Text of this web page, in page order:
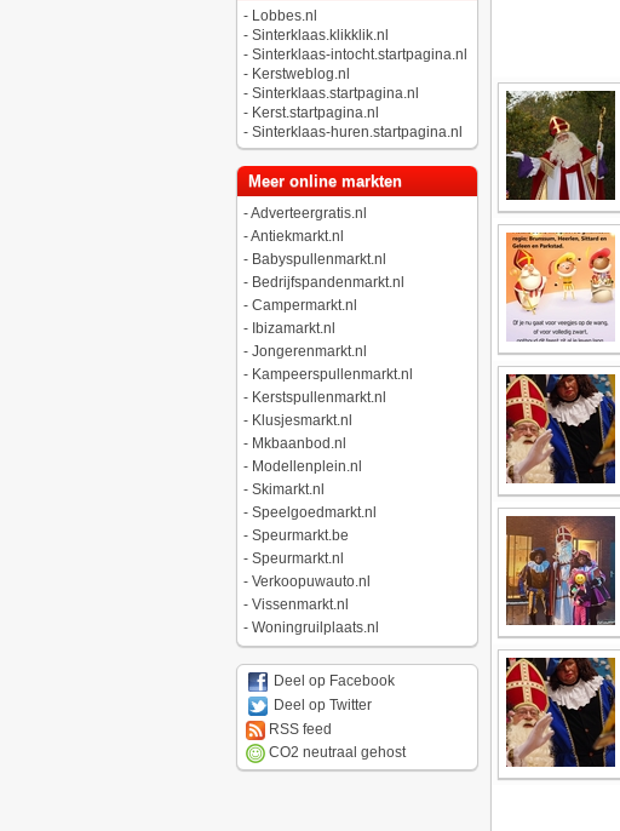
- Lobbes.nl
- Sinterklaas.klikklik.nl
- Sinterklaas-intocht.startpagina.nl
- Kerstweblog.nl
- Sinterklaas.startpagina.nl
- Kerst.startpagina.nl
- Sinterklaas-huren.startpagina.nl
Meer online markten
-Adverteergratis.nl
-Antiekmarkt.nl
- Babyspullenmarkt.nl
- Bedrijfspandenmarkt.nl
- Campermarkt.nl
- Ibizamarkt.nl
- Jongerenmarkt.nl
- Kampeerspullenmarkt.nl
- Kerstspullenmarkt.nl
- Klusjesmarkt.nl
- Mkbaanbod.nl
- Modellenplein.nl
- Skimarkt.nl
- Speelgoedmarkt.nl
- Speurmarkt.be
- Speurmarkt.nl
- Verkoopuwauto.nl
- Vissenmarkt.nl
- Woningruilplaats.nl
Deel op Facebook
Deel op Twitter
RSS feed
CO2 neutraal gehost